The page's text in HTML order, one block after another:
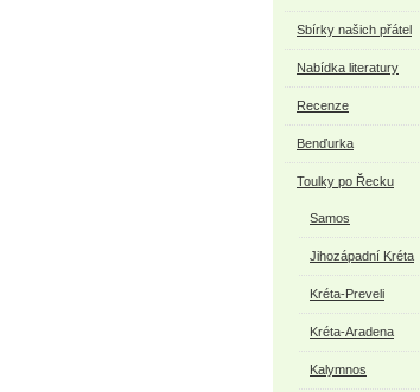
Sbírky našich přátel
Nabídka literatury
Recenze
Benďurka
Toulky po Řecku
Samos
Jihozápadní Kréta
Kréta-Preveli
Kréta-Aradena
Kalymnos